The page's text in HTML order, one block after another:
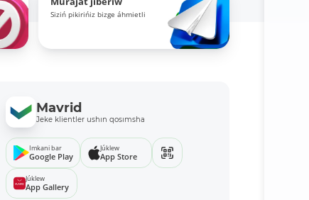
Siziń pikirińiz bizge áhmietli
Mavrid
Jeke klientler ushın qosımsha
Imkani bar
Google Play
Júklew
App Store
Júklew
App Gallery